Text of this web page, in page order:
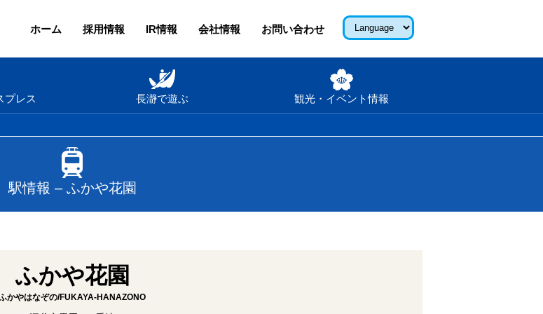
ホーム 採用情報 IR情報 会社情報 お問い合わせ
プレス 長瀞で遊ぶ 観光・イベント情報
駅情報 – ふかや花園
ふかや花園
かやはなぞの/FUKAYA-HANAZONO